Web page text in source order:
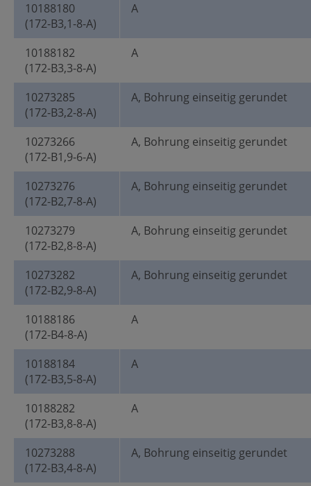
10188180
(172-B3,1-8-A)
A
10188182
(172-B3,3-8-A)
A
10273285
(172-B3,2-8-A)
A, Bohrung einseitig gerundet
10273266
(172-B1,9-6-A)
A, Bohrung einseitig gerundet
10273276
(172-B2,7-8-A)
A, Bohrung einseitig gerundet
10273279
(172-B2,8-8-A)
A, Bohrung einseitig gerundet
10273282
(172-B2,9-8-A)
A, Bohrung einseitig gerundet
10188186
(172-B4-8-A)
A
10188184
(172-B3,5-8-A)
A
10188282
(172-B3,8-8-A)
A
10273288
(172-B3,4-8-A)
A, Bohrung einseitig gerundet